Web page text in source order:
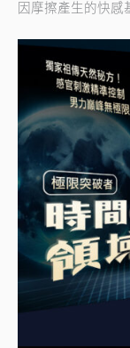
因摩擦產生的快感